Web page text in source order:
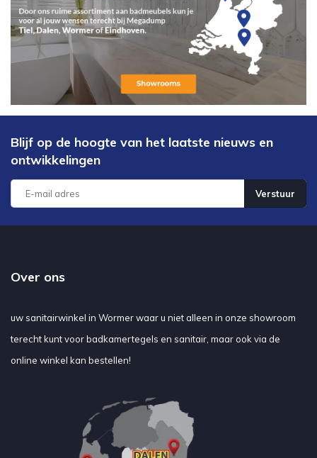
Blijf op de hoogte van het laatste nieuws en
ontwikkelingen
Verstuur
Over ons
uw sanitairwinkel in Wormer waar u niet alleen in onze showroom
terecht kunt voor badkamertegels en sanitair, maar ook via de
online winkel kan bestellen!